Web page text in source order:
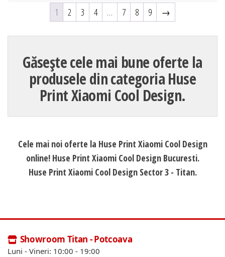
1 2 3 4 … 7 8 9 →
Găsește cele mai bune oferte la
produsele din categoria Huse
Print Xiaomi Cool Design.
Cele mai noi oferte la Huse Print Xiaomi Cool Design
online! Huse Print Xiaomi Cool Design Bucuresti.
Huse Print Xiaomi Cool Design Sector 3 - Titan.
Showroom Titan - Potcoava
Luni - Vineri: 10:00 - 19:00